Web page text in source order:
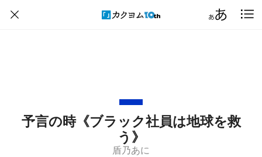
予言の時《ブラック社員は地球を救
う》
盾乃あに